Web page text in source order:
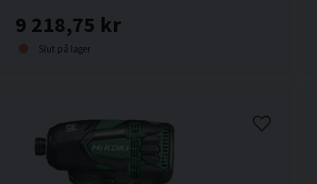
9 218,75 kr
Slut på lager